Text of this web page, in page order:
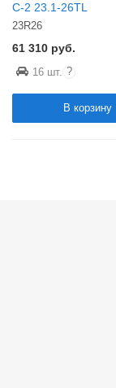
C-2 23.1-26TL
23R26
61 310 руб.
16 шт. ?
В корзину